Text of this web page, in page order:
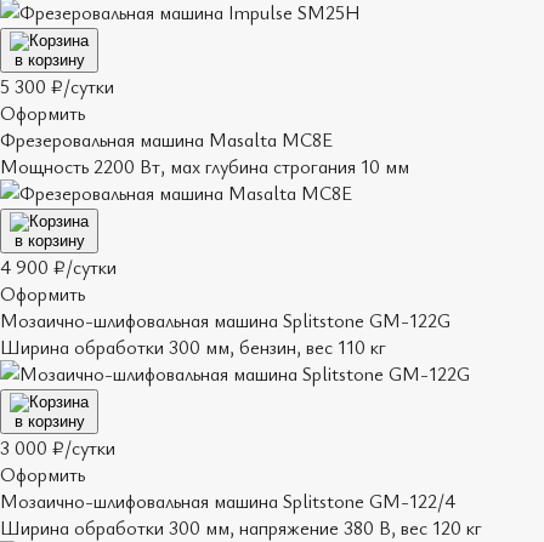
в корзину
5 300 ₽/сутки
Оформить
Фрезеровальная машина Masalta МС8Е
Мощность 2200 Вт, мax глубина строгания 10 мм
в корзину
4 900 ₽/сутки
Оформить
Мозаично-шлифовальная машина Splitstone GM-122G
Ширина обработки 300 мм, бензин, вес 110 кг
в корзину
3 000 ₽/сутки
Оформить
Мозаично-шлифовальная машина Splitstone GM-122/4
Ширина обработки 300 мм, напряжение 380 В, вес 120 кг